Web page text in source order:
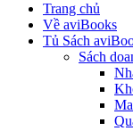
Trang chủ
Về aviBooks
Tủ Sách
Sách